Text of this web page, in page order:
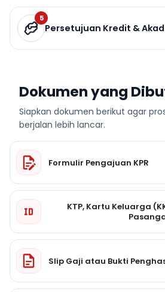
5
Persetujuan Kredit & Akad
Dokumen yang
Siapkan dokumen berikut agar
berjalan lebih lancar.
Formulir Pengajuan KPR
KTP, Kartu Keluarga
Slip Gaji atau Bukti